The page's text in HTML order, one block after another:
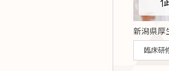
新潟県厚
臨床研